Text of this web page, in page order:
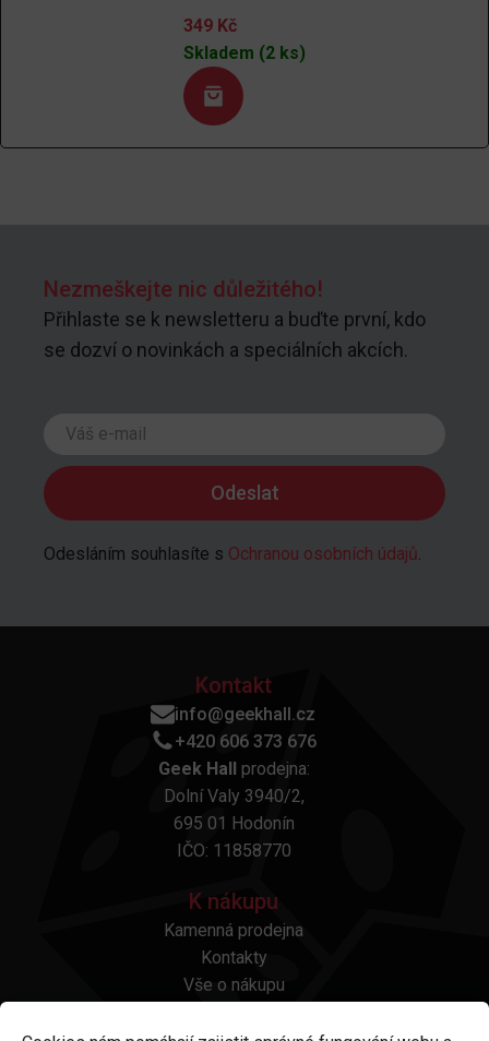
349 Kč
Skladem (2 ks)
Nezmeškejte nic důležitého!
Přihlaste se k newsletteru a buďte první, kdo
se dozví o novinkách a speciálních akcích.
Odesláním souhlasíte s Ochranou osobních údajů.
Kontakt
info@geekhall.cz
+420 606 373 676
Geek Hall prodejna:
Dolní Valy 3940/2,
695 01 Hodonín
IČO: 11858770
K nákupu
Kamenná prodejna
Kontakty
Vše o nákupu